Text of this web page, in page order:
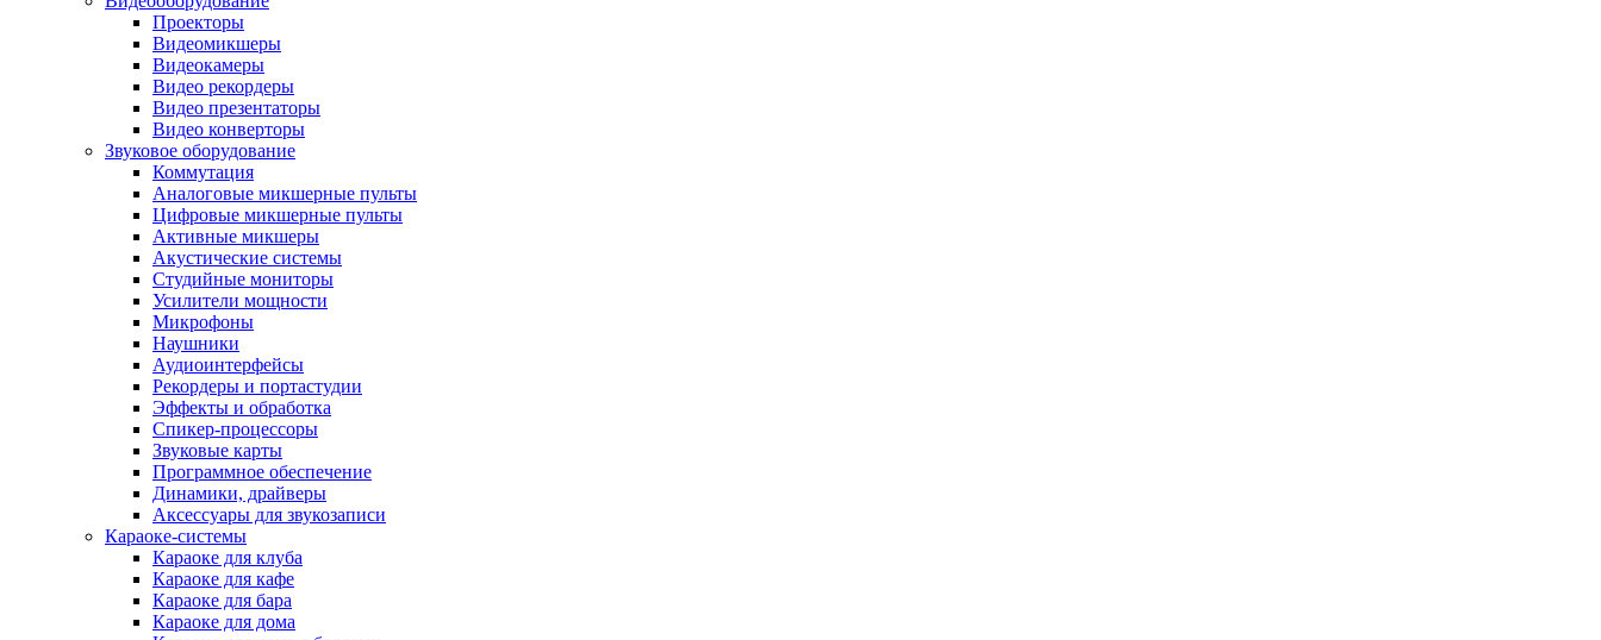
Проекторы
Видеомикшеры
Видеокамеры
Видео рекордеры
Видео презентаторы
Видео конверторы
Звуковое оборудование
Коммутация
Аналоговые микшерные пульты
Цифровые микшерные пульты
Активные микшеры
Акустические системы
Студийные мониторы
Усилители мощности
Микрофоны
Наушники
Аудиоинтерфейсы
Рекордеры и портастудии
Эффекты и обработка
Спикер-процессоры
Звуковые карты
Программное обеспечение
Динамики, драйверы
Аксессуары для звукозаписи
Караоке-системы
Караоке для клуба
Караоке для кафе
Караоке для бара
Караоке для дома